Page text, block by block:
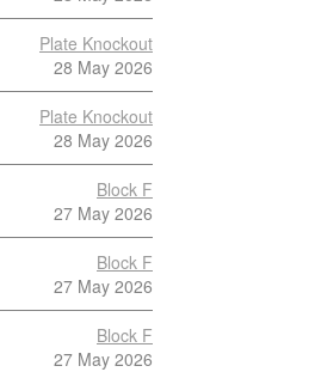
Plate Knockout
28 May 2026
Plate Knockout
28 May 2026
Block F
27 May 2026
Block F
27 May 2026
Block F
27 May 2026